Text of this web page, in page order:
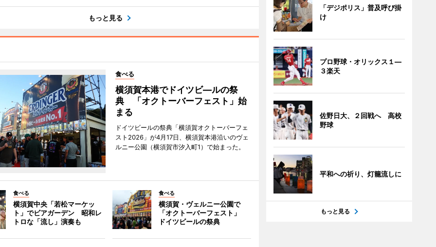
もっと見る
食べる
横須賀本港でドイツビ―ルの祭
典 「オクトーバーフェスト」始
まる
ドイツビールの祭典「横須賀オクトーバーフェ
スト2026」が4月17日、横須賀本港沿いのヴェ
ルニー公園（横須賀市汐入町1）で始まった。
食べる
横須賀中央「若松マーケッ
ト」でビアガーデン 昭和レ
トロな「流し」演奏も
食べる
横須賀・ヴェルニー公園で
「オクトーバーフェスト」
ドイツビールの祭典
「デジポリス」普及呼び掛
け
プロ野球・オリックス１―
３楽天
佐野日大、２回戦へ 高校
野球
平和への祈り、灯籠流しに
もっと見る